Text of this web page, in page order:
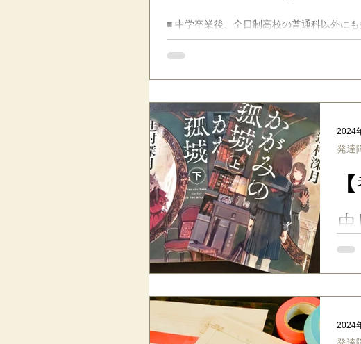
■ 中学卒業後、全日制高校の普通科以外に
あります。 発達障害・不登校や、 家庭事
かもしれませんね。...
親、
発達
2024
2024